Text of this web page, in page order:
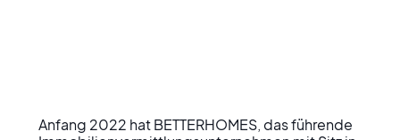
Anfang 2022 hat BETTERHOMES, das führende